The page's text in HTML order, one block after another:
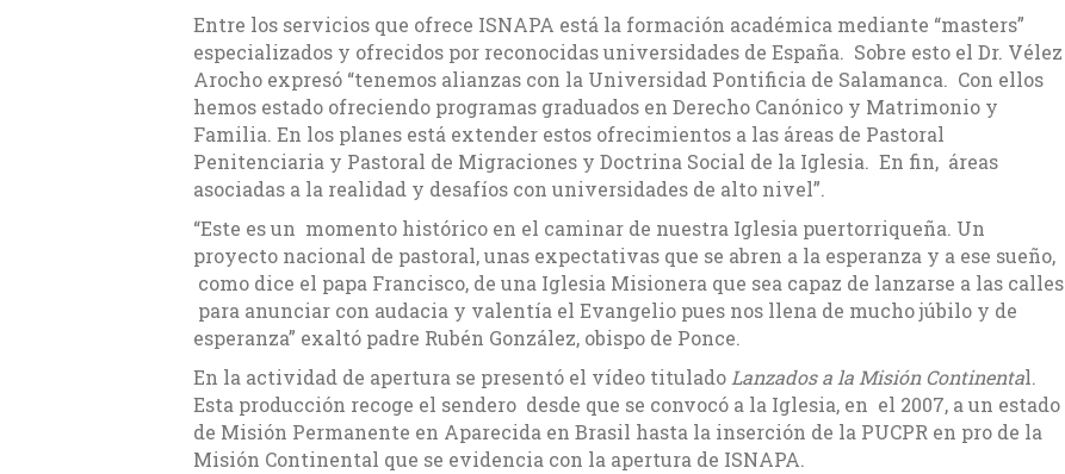
Entre los servicios que ofrece ISNAPA está la formación académica mediante “masters”
especializados y ofrecidos por reconocidas universidades de España. Sobre esto el Dr. Vélez
Arocho expresó “tenemos alianzas con la Universidad Pontificia de Salamanca. Con ellos
hemos estado ofreciendo programas graduados en Derecho Canónico y Matrimonio y
Familia. En los planes está extender estos ofrecimientos a las áreas de Pastoral
Penitenciaria y Pastoral de Migraciones y Doctrina Social de la Iglesia. En fin, áreas
asociadas a la realidad y desafíos con universidades de alto nivel”.
“Este es un momento histórico en el caminar de nuestra Iglesia puertorriqueña. Un
proyecto nacional de pastoral, unas expectativas que se abren a la esperanza y a ese sueño,
como dice el papa Francisco, de una Iglesia Misionera que sea capaz de lanzarse a las calles
para anunciar con audacia y valentía el Evangelio pues nos llena de mucho júbilo y de
esperanza” exaltó padre Rubén González, obispo de Ponce.
En la actividad de apertura se presentó el vídeo tituladoLanzados a la Misión Continental.
Esta producción recoge el sendero desde que se convocó a la Iglesia, en el 2007, a un estado
de Misión Permanente en Aparecida en Brasil hasta la inserción de la PUCPR en pro de la
Misión Continental que se evidencia con la apertura de ISNAPA.